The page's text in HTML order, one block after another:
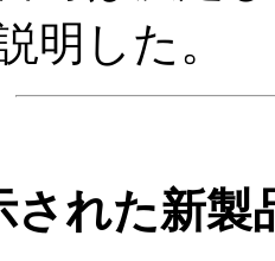
明した。
された新製